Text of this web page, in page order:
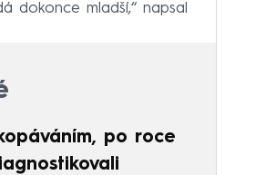
dokonce mladší,“ napsal
po roce